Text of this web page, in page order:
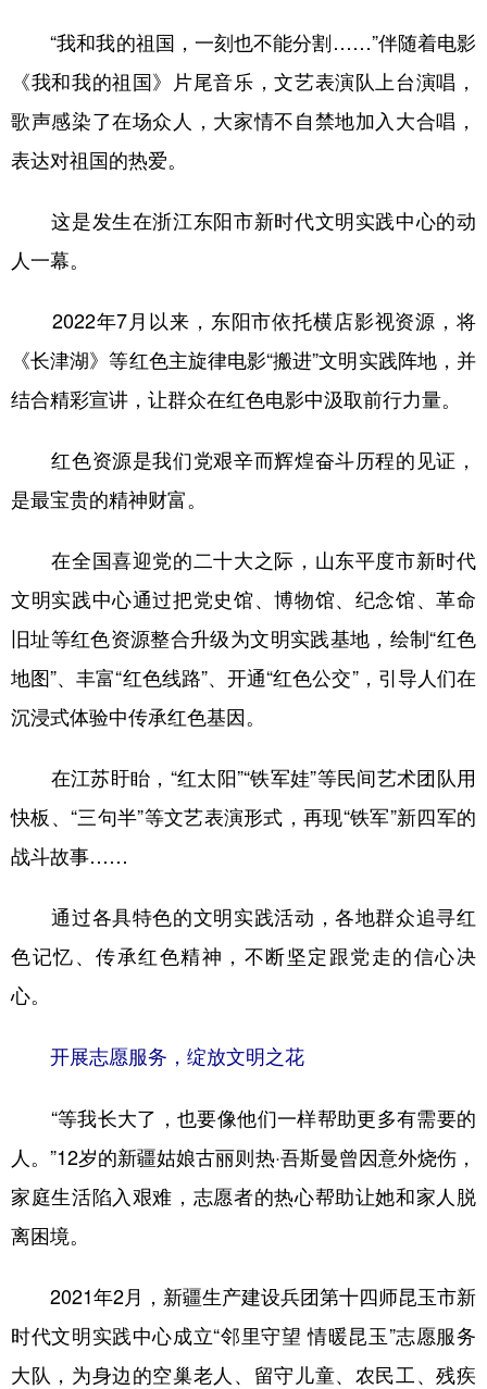
“我和我的祖国，一刻也不能分割……”伴随着电影
《我和我的祖国》片尾音乐，文艺表演队上台演唱，
歌声感染了在场众人，大家情不自禁地加入大合唱，
表达对祖国的热爱。
这是发生在浙江东阳市新时代文明实践中心的动
人一幕。
2022年7月以来，东阳市依托横店影视资源，将
《长津湖》等红色主旋律电影“搬进”文明实践阵地，并
结合精彩宣讲，让群众在红色电影中汲取前行力量。
红色资源是我们党艰辛而辉煌奋斗历程的见证，
是最宝贵的精神财富。
在全国喜迎党的二十大之际，山东平度市新时代
文明实践中心通过把党史馆、博物馆、纪念馆、革命
旧址等红色资源整合升级为文明实践基地，绘制“红色
地图”、丰富“红色线路”、开通“红色公交”，引导人们在
沉浸式体验中传承红色基因。
在江苏盱眙，“红太阳”“铁军娃”等民间艺术团队用
快板、“三句半”等文艺表演形式，再现“铁军”新四军的
战斗故事……
通过各具特色的文明实践活动，各地群众追寻红
色记忆、传承红色精神，不断坚定跟党走的信心决
心。
开展志愿服务，绽放文明之花
“等我长大了，也要像他们一样帮助更多有需要的
人。”12岁的新疆姑娘古丽则热·吾斯曼曾因意外烧伤，
家庭生活陷入艰难，志愿者的热心帮助让她和家人脱
离困境。
2021年2月，新疆生产建设兵团第十四师昆玉市新
时代文明实践中心成立“邻里守望 情暖昆玉”志愿服务
大队，为身边的空巢老人、留守儿童、农民工、残疾